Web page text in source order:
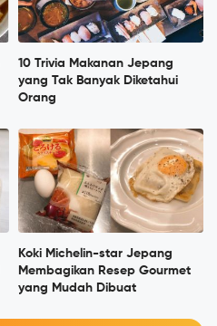
10 Trivia Makanan Jepang
yang Tak Banyak Diketahui
Orang
Koki Michelin-star Jepang
Membagikan Resep Gourmet
yang Mudah Dibuat